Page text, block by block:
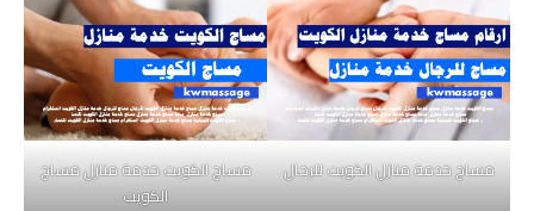
مساج خدمة منازل الكويت للرجال
مساج الكويت خدمة منازل مساج
الكويت